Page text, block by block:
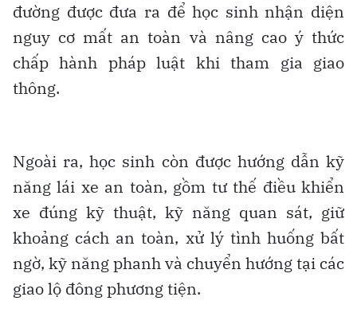
đường được đưa ra để học sinh nhận diện
nguy cơ mất an toàn và nâng cao ý thức
chấp hành pháp luật khi tham gia giao
thông.
Ngoài ra, học sinh còn được hướng dẫn kỹ
năng lái xe an toàn, gồm tư thế điều khiển
xe đúng kỹ thuật, kỹ năng quan sát, giữ
khoảng cách an toàn, xử lý tình huống bất
ngờ, kỹ năng phanh và chuyển hướng tại các
giao lộ đông phương tiện.